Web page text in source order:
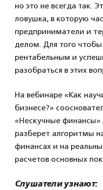
но это не всегда так.
ловушка, в которую
предприниматели и
делом. Для того
рентабельным и
разобраться в этих
На вебинаре «Как
бизнесе?»
«Нескучные финансы»
разберет алгоритмы
финансах и на
расчетов основных
Слушатели узнают: